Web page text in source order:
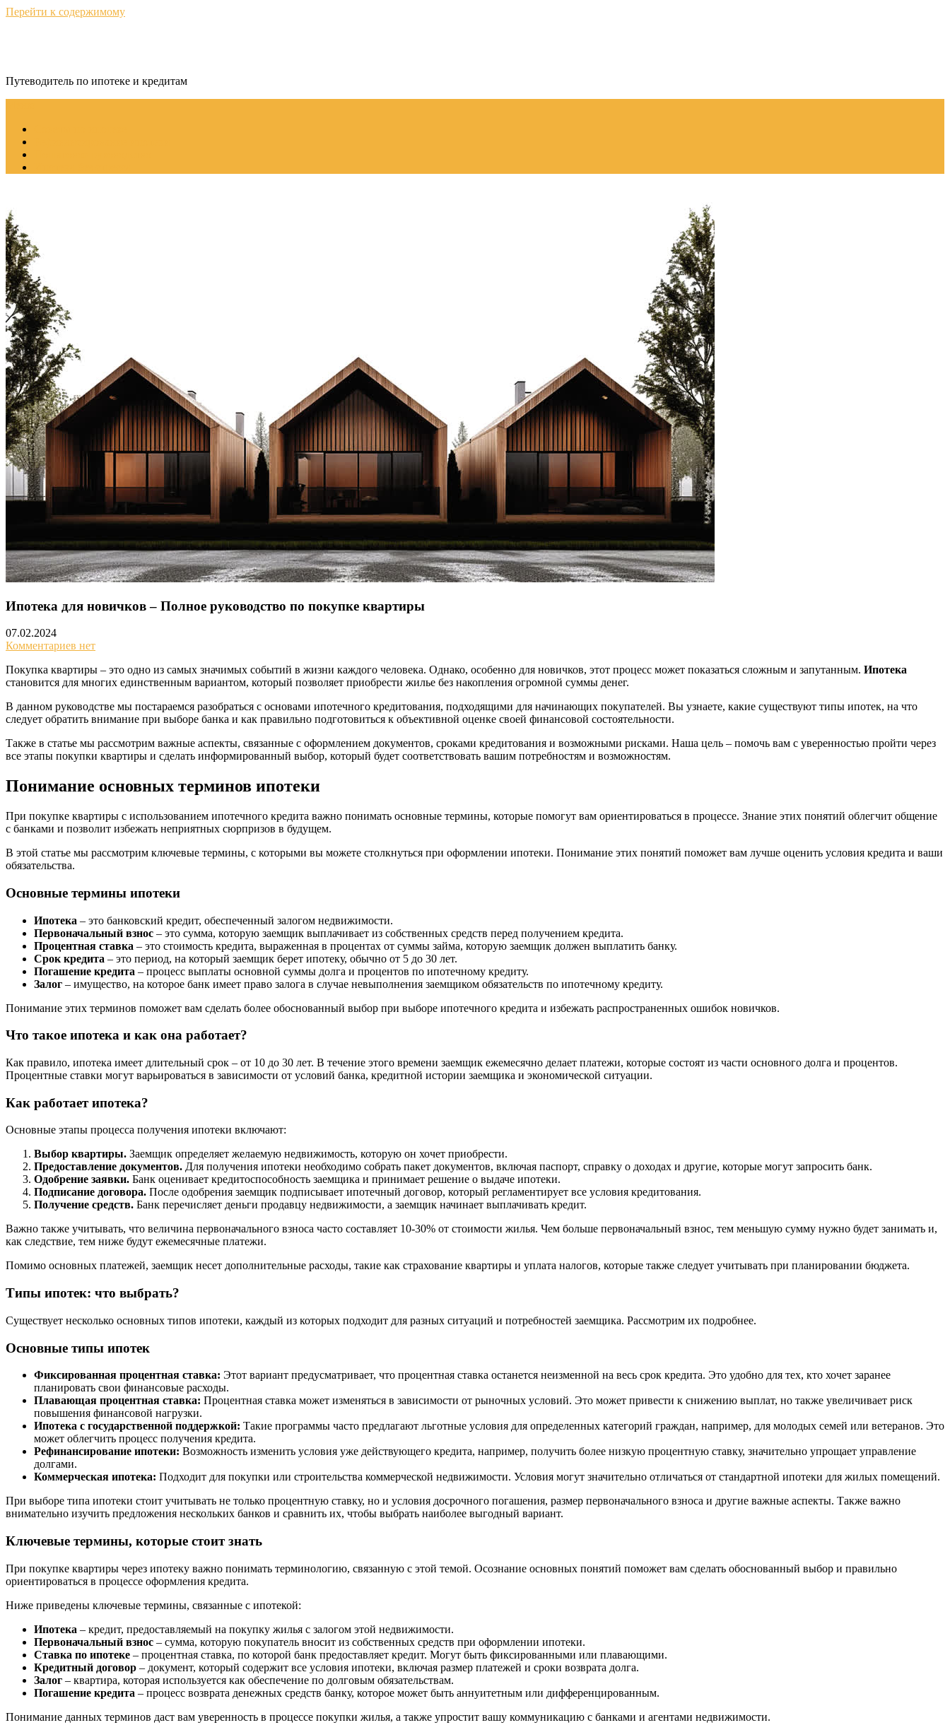
Перейти к содержимому
Путеводитель по ипотеке и кредитам
Ипотека для новичков – Полное руководство по покупке квартиры
07.02.2024
Комментариев нет
Покупка квартиры – это одно из самых значимых событий в жизни каждого человека. Однако, особенно для новичков, этот процесс может показаться сложным и запутанным. Ипотека
становится для многих единственным вариантом, который позволяет приобрести жилье без накопления огромной суммы денег.
В данном руководстве мы постараемся разобраться с основами ипотечного кредитования, подходящими для начинающих покупателей. Вы узнаете, какие существуют типы ипотек, на что
следует обратить внимание при выборе банка и как правильно подготовиться к объективной оценке своей финансовой состоятельности.
Также в статье мы рассмотрим важные аспекты, связанные с оформлением документов, сроками кредитования и возможными рисками. Наша цель – помочь вам с уверенностью пройти через
все этапы покупки квартиры и сделать информированный выбор, который будет соответствовать вашим потребностям и возможностям.
Понимание основных терминов ипотеки
При покупке квартиры с использованием ипотечного кредита важно понимать основные термины, которые помогут вам ориентироваться в процессе. Знание этих понятий облегчит общение
с банками и позволит избежать неприятных сюрпризов в будущем.
В этой статье мы рассмотрим ключевые термины, с которыми вы можете столкнуться при оформлении ипотеки. Понимание этих понятий поможет вам лучше оценить условия кредита и ваши
обязательства.
Основные термины ипотеки
Ипотека – это банковский кредит, обеспеченный залогом недвижимости.
Первоначальный взнос – это сумма, которую заемщик выплачивает из собственных средств перед получением кредита.
Процентная ставка – это стоимость кредита, выраженная в процентах от суммы займа, которую заемщик должен выплатить банку.
Срок кредита – это период, на который заемщик берет ипотеку, обычно от 5 до 30 лет.
Погашение кредита – процесс выплаты основной суммы долга и процентов по ипотечному кредиту.
Залог – имущество, на которое банк имеет право залога в случае невыполнения заемщиком обязательств по ипотечному кредиту.
Понимание этих терминов поможет вам сделать более обоснованный выбор при выборе ипотечного кредита и избежать распространенных ошибок новичков.
Что такое ипотека и как она работает?
Как правило, ипотека имеет длительный срок – от 10 до 30 лет. В течение этого времени заемщик ежемесячно делает платежи, которые состоят из части основного долга и процентов.
Процентные ставки могут варьироваться в зависимости от условий банка, кредитной истории заемщика и экономической ситуации.
Как работает ипотека?
Основные этапы процесса получения ипотеки включают:
Выбор квартиры. Заемщик определяет желаемую недвижимость, которую он хочет приобрести.
Предоставление документов. Для получения ипотеки необходимо собрать пакет документов, включая паспорт, справку о доходах и другие, которые могут запросить банк.
Одобрение заявки. Банк оценивает кредитоспособность заемщика и принимает решение о выдаче ипотеки.
Подписание договора. После одобрения заемщик подписывает ипотечный договор, который регламентирует все условия кредитования.
Получение средств. Банк перечисляет деньги продавцу недвижимости, а заемщик начинает выплачивать кредит.
Важно также учитывать, что величина первоначального взноса часто составляет 10-30% от стоимости жилья. Чем больше первоначальный взнос, тем меньшую сумму нужно будет занимать и,
как следствие, тем ниже будут ежемесячные платежи.
Помимо основных платежей, заемщик несет дополнительные расходы, такие как страхование квартиры и уплата налогов, которые также следует учитывать при планировании бюджета.
Типы ипотек: что выбрать?
Существует несколько основных типов ипотеки, каждый из которых подходит для разных ситуаций и потребностей заемщика. Рассмотрим их подробнее.
Основные типы ипотек
Фиксированная процентная ставка: Этот вариант предусматривает, что процентная ставка останется неизменной на весь срок кредита. Это удобно для тех, кто хочет заранее
планировать свои финансовые расходы.
Плавающая процентная ставка: Процентная ставка может изменяться в зависимости от рыночных условий. Это может привести к снижению выплат, но также увеличивает риск
повышения финансовой нагрузки.
Ипотека с государственной поддержкой: Такие программы часто предлагают льготные условия для определенных категорий граждан, например, для молодых семей или ветеранов. Это
может облегчить процесс получения кредита.
Рефинансирование ипотеки: Возможность изменить условия уже действующего кредита, например, получить более низкую процентную ставку, значительно упрощает управление
долгами.
Коммерческая ипотека: Подходит для покупки или строительства коммерческой недвижимости. Условия могут значительно отличаться от стандартной ипотеки для жилых помещений.
При выборе типа ипотеки стоит учитывать не только процентную ставку, но и условия досрочного погашения, размер первоначального взноса и другие важные аспекты. Также важно
внимательно изучить предложения нескольких банков и сравнить их, чтобы выбрать наиболее выгодный вариант.
Ключевые термины, которые стоит знать
При покупке квартиры через ипотеку важно понимать терминологию, связанную с этой темой. Осознание основных понятий поможет вам сделать обоснованный выбор и правильно
ориентироваться в процессе оформления кредита.
Ниже приведены ключевые термины, связанные с ипотекой:
Ипотека – кредит, предоставляемый на покупку жилья с залогом этой недвижимости.
Первоначальный взнос – сумма, которую покупатель вносит из собственных средств при оформлении ипотеки.
Ставка по ипотеке – процентная ставка, по которой банк предоставляет кредит. Могут быть фиксированными или плавающими.
Кредитный договор – документ, который содержит все условия ипотеки, включая размер платежей и сроки возврата долга.
Залог – квартира, которая используется как обеспечение по долговым обязательствам.
Погашение кредита – процесс возврата денежных средств банку, которое может быть аннуитетным или дифференцированным.
Понимание данных терминов даст вам уверенность в процессе покупки жилья, а также упростит вашу коммуникацию с банками и агентами недвижимости.